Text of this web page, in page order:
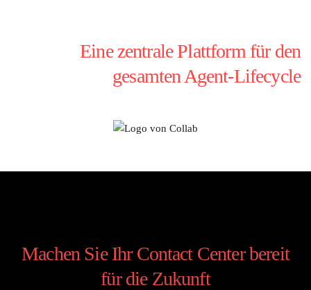
Eine zentrale Plattform für den
gesamten Agent-Lifecycle
Machen Sie Ihr Contact Center bereit
für die Zukunft